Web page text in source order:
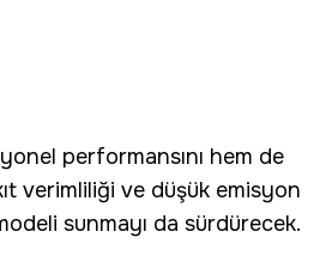
performansını hem de
verimliliği ve düşük emisyon
sunmayı da sürdürecek.